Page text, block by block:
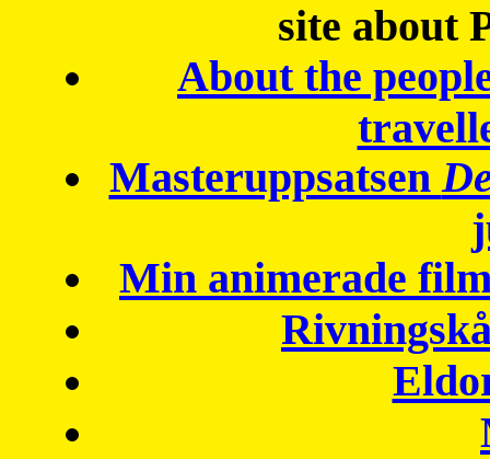
site about
About the
Masteruppsatsen
Min animerade